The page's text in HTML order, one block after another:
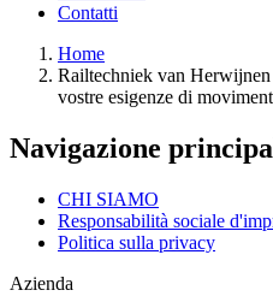
Contatti
Home
Railtechniek van
vostre esigenze di
Navigazione
CHI SIAMO
Responsabilità sociale
Politica sulla privacy
Azienda